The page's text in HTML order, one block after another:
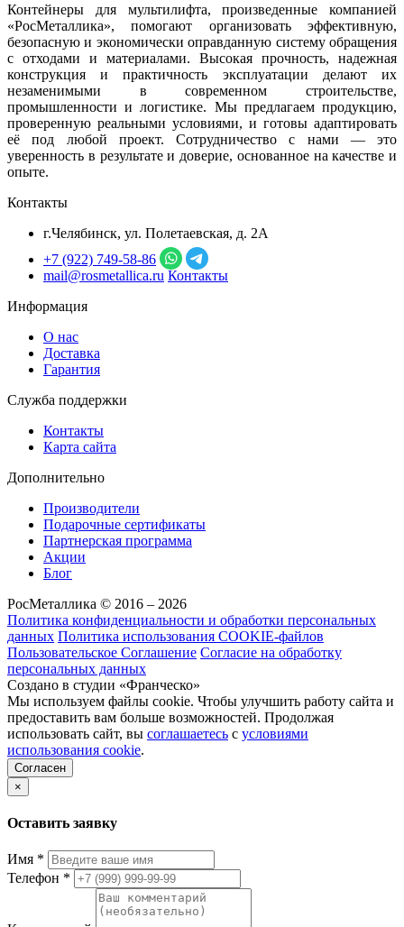
Контейнеры для мультилифта, произведенные компанией
«РосМеталлика», помогают организовать эффективную,
безопасную и экономически оправданную систему обращения
с отходами и материалами. Высокая прочность, надежная
конструкция и практичность эксплуатации делают их
незаменимыми в современном строительстве,
промышленности и логистике. Мы предлагаем продукцию,
проверенную реальными условиями, и готовы адаптировать
её под любой проект. Сотрудничество с нами — это
уверенность в результате и доверие, основанное на качестве и
опыте.
Контакты
г.Челябинск, ул. Полетаевская, д. 2А
+7 (922) 749‑58‑86
mail@rosmetallica.ru Контакты
Информация
О нас
Доставка
Гарантия
Служба поддержки
Контакты
Карта сайта
Дополнительно
Производители
Подарочные сертификаты
Партнерская программа
Акции
Блог
РосМеталлика © 2016 – 2026
Политика конфиденциальности и обработки персональных
данных Политика использования COOKIE-файлов
Пользовательское Соглашение Согласие на обработку
персональных данных
Создано в студии «Франческо»
Мы используем файлы cookie. Чтобы улучшить работу сайта и
предоставить вам больше возможностей. Продолжая
использовать сайт, вы соглашаетесь с условиями
использования cookie.
Согласен
×
Оставить заявку
Имя *
Телефон *